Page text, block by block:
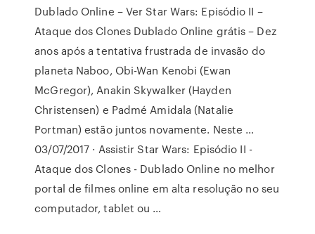
Dublado Online – Ver Star Wars: Episódio II –
Ataque dos Clones Dublado Online grátis – Dez
anos após a tentativa frustrada de invasão do
planeta Naboo, Obi-Wan Kenobi (Ewan
McGregor), Anakin Skywalker (Hayden
Christensen) e Padmé Amidala (Natalie
Portman) estão juntos novamente. Neste …
03/07/2017 · Assistir Star Wars: Episódio II -
Ataque dos Clones - Dublado Online no melhor
portal de filmes online em alta resolução no seu
computador, tablet ou …